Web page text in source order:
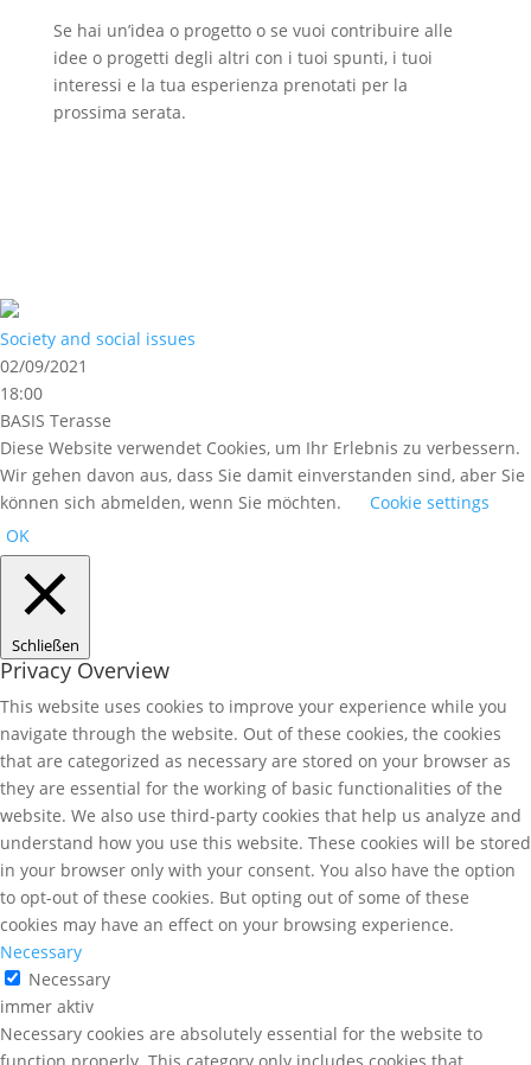
Se hai un’idea o progetto o se vuoi contribuire alle
idee o progetti degli altri con i tuoi spunti, i tuoi
interessi e la tua esperienza prenotati per la
prossima serata.
Society and social issues
02/09/2021
18:00
BASIS Terasse
Diese Website verwendet Cookies, um Ihr Erlebnis zu verbessern.
Wir gehen davon aus, dass Sie damit einverstanden sind, aber Sie
können sich abmelden, wenn Sie möchten.
Cookie settings
OK
Schließen
Privacy Overview
This website uses cookies to improve your experience while you
navigate through the website. Out of these cookies, the cookies
that are categorized as necessary are stored on your browser as
they are essential for the working of basic functionalities of the
website. We also use third-party cookies that help us analyze and
understand how you use this website. These cookies will be stored
in your browser only with your consent. You also have the option
to opt-out of these cookies. But opting out of some of these
cookies may have an effect on your browsing experience.
Necessary
Necessary
immer aktiv
Necessary cookies are absolutely essential for the website to